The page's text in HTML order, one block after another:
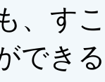
、す
でき